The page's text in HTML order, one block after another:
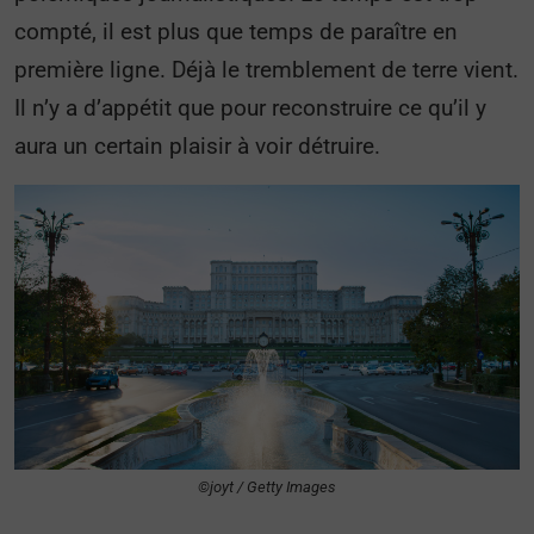
compté, il est plus que temps de paraître en
première ligne. Déjà le tremblement de terre vient.
Il n’y a d’appétit que pour reconstruire ce qu’il y
aura un certain plaisir à voir détruire.
©joyt / Getty Images